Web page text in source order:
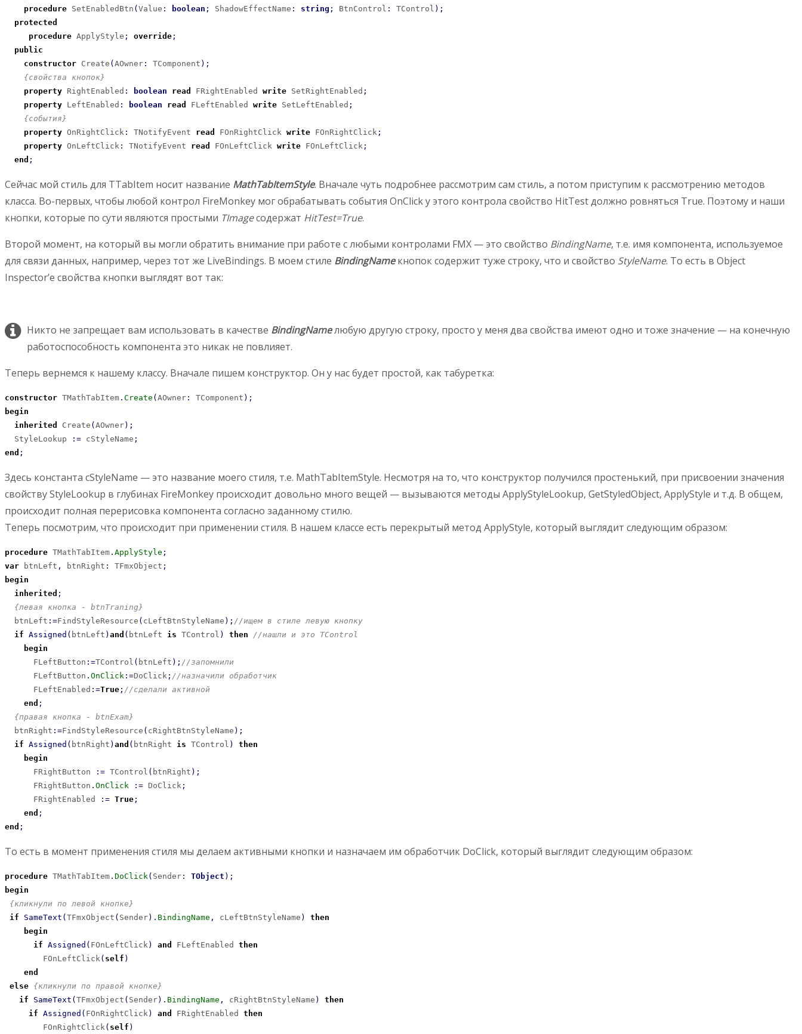
procedure SetEnabledBtn (Value : boolean ; ShadowEffectName : string ; BtnControl : TControl ) ;
protected
procedure ApplyStyle ; override ;
public
constructor Create (AOwner : TComponent ) ;
{свойства кнопок}
property RightEnabled : boolean read FRightEnabled write SetRightEnabled ;
property LeftEnabled : boolean read FLeftEnabled write SetLeftEnabled ;
{события}
property OnRightClick : TNotifyEvent read FOnRightClick write FOnRightClick ;
property OnLeftClick : TNotifyEvent read FOnLeftClick write FOnLeftClick ;
end ;
Сейчас мой стиль для TTabItem носит название MathTabItemStyle. Вначале чуть подробнее рассмотрим сам стиль, а потом приступим к рассмотрению методов
класса. Во-первых, чтобы любой контрол FireMonkey мог обрабатывать события OnClick у этого контрола свойство HitTest должно ровняться True. Поэтому и наши
кнопки, которые по сути являются простыми TImageсодержат HitTest=True.
Второй момент, на который вы могли обратить внимание при работе с любыми контролами FMX — это свойство BindingName, т.е. имя компонента, используемое
для связи данных, например, через тот же LiveBindings. В моем стиле BindingName кнопок содержит туже строку, что и свойство StyleName. То есть в Object
Inspector’e свойства кнопки выглядят вот так:
Никто не запрещает вам использовать в качестве BindingName любую другую строку, просто у меня два свойства имеют одно и тоже значение — на конечную
работоспособность компонента это никак не повлияет.
Теперь вернемся к нашему классу. Вначале пишем конструктор. Он у нас будет простой, как табуретка:
constructor TMathTabItem . Create (AOwner : TComponent ) ;
begin
inherited
Create (AOwner) ;
  StyleLookup
: = cStyleName ;
end ;
Здесь константа cStyleName — это название моего стиля, т.е. MathTabItemStyle. Несмотря на то, что конструктор получился простенький, при присвоении значения
свойству StyleLookup в глубинах FireMonkey происходит довольно много вещей — вызываются методы ApplyStyleLookup, GetStyledObject, ApplyStyle и т.д. В общем,
происходит полная перерисовка компонента согласно заданному стилю.
Теперь посмотрим, что происходит при применении стиля. В нашем классе есть перекрытый метод ApplyStyle, который выглядит следующим образом:
procedure TMathTabItem . ApplyStyle ;
var btnLeft , btnRight : TFmxObject ;
begin
inherited ;
{левая кнопка - btnTraning}
  btnLeft
: =FindStyleResource ( cLeftBtnStyleName ) ; //ищем в стиле левую кнопку
if Assigned ( btnLeft ) and ( btnLeft is TControl ) then
//нашли и это TControl
begin
      FLeftButton
: =TControl ( btnLeft ) ; //запомнили
      FLeftButton
. OnClick : =DoClick ; //назначили обработчик
      FLeftEnabled
: =True ; //сделали активной
end ;
{правая кнопка - btnExam}
  btnRight
: =FindStyleResource ( cRightBtnStyleName ) ;
if Assigned ( btnRight ) and ( btnRight is TControl )
then
begin
      FRightButton
: = TControl ( btnRight ) ;
      FRightButton
. OnClick : = DoClick ;
      FRightEnabled
: = True ;
end ;
end ;
То есть в момент применения стиля мы делаем активными кнопки и назначаем им обработчик DoClick, который выглядит следующим образом:
procedure TMathTabItem . DoClick ( Sender : TObject ) ;
begin
{кликнули по левой кнопке}
if
SameText (TFmxObject ( Sender) . BindingName , cLeftBtnStyleName )
then
begin
if Assigned ( FOnLeftClick ) and FLeftEnabled then
        FOnLeftClick
( self )
end
else {кликнули по правой кнопке}
if
SameText (TFmxObject ( Sender) . BindingName , cRightBtnStyleName )
then
if Assigned ( FOnRightClick ) and FRightEnabled then
        FOnRightClick
( self )